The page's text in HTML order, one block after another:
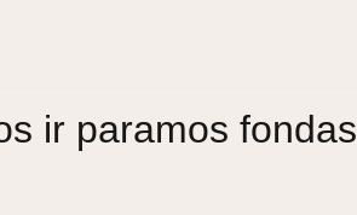
ir paramos fondas